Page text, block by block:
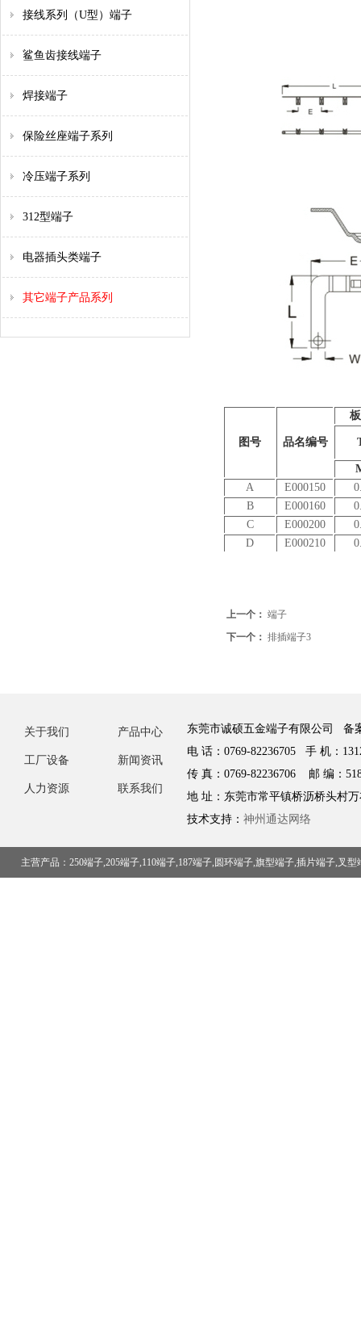
接线系列（U型）端子
鲨鱼齿接线端子
焊接端子
保险丝座端子系列
冷压端子系列
312型端子
电器插头类端子
其它端子产品系列
图号 品名编号
A
E000150
B
E000160
C
E000200
D
E000210
上一个： 端子
下一个： 排插端子3
关于我们 产品中心
工厂设备 新闻资讯
人力资源 联系我们
东莞市诚硕五金端子有限公司 备
电 话：0769-82236705 手 机：
传 真：0769-82236706 邮 编：
地 址：东莞市常平镇桥沥桥头村
技术支持： 神州通达网络
主营产品：250端子,205端子,110端子,187端子,圆环端子,旗型端子,插片端子,